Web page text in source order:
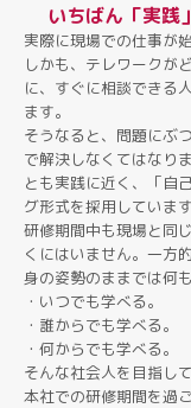
いちばん「実践
実際に現場での仕事が
しかも、テレワークが
に、すぐに相談できる
ます。
そうなると、問題にぶ
で解決しなくてはなり
とも実践に近く、「自
グ形式を採用しています
研修期間中も現場と同
くにはいません。一方
身の姿勢のままでは何
・いつでも学べる。
・誰からでも学べる。
・何からでも学べる。
そんな社会人を目指し
本社での研修期間を過